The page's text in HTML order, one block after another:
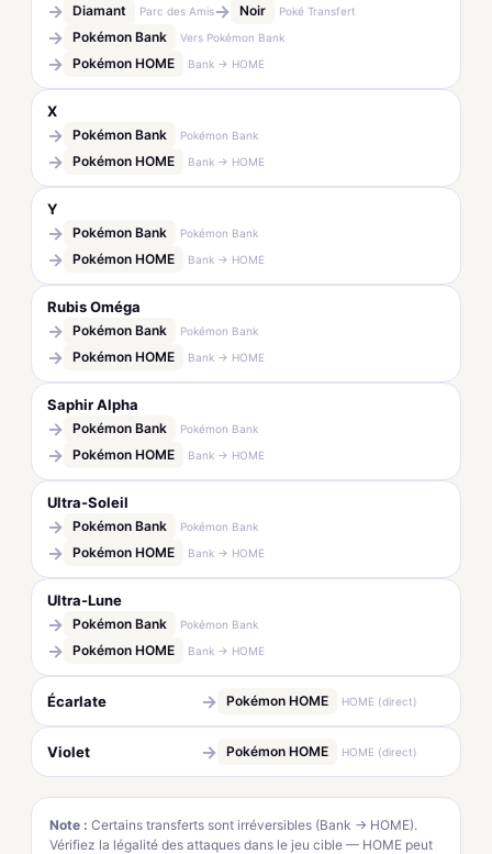
→ Diamant Parc des Amis→ Noir Poké Transfert
→ Pokémon Bank Vers Pokémon Bank
→ Pokémon HOME Bank → HOME
X
→ Pokémon Bank Pokémon Bank
→ Pokémon HOME Bank → HOME
Y
→ Pokémon Bank Pokémon Bank
→ Pokémon HOME Bank → HOME
Rubis Oméga
→ Pokémon Bank Pokémon Bank
→ Pokémon HOME Bank → HOME
Saphir Alpha
→ Pokémon Bank Pokémon Bank
→ Pokémon HOME Bank → HOME
Ultra-Soleil
→ Pokémon Bank Pokémon Bank
→ Pokémon HOME Bank → HOME
Ultra-Lune
→ Pokémon Bank Pokémon Bank
→ Pokémon HOME Bank → HOME
Écarlate → Pokémon HOME HOME (direct)
Violet → Pokémon HOME HOME (direct)
Note : Certains transferts sont irréversibles (Bank → HOME).
Vérifiez la légalité des attaques dans le jeu cible — HOME peut